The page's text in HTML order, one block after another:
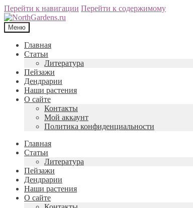
Перейти к навигации Перейти к содержимому
Меню
Главная
Статьи
Литература
Пейзажи
Дендрарии
Наши растения
О сайте
Контакты
Мой аккаунт
Политика конфиденциальности
Главная
Статьи
Литература
Пейзажи
Дендрарии
Наши растения
О сайте